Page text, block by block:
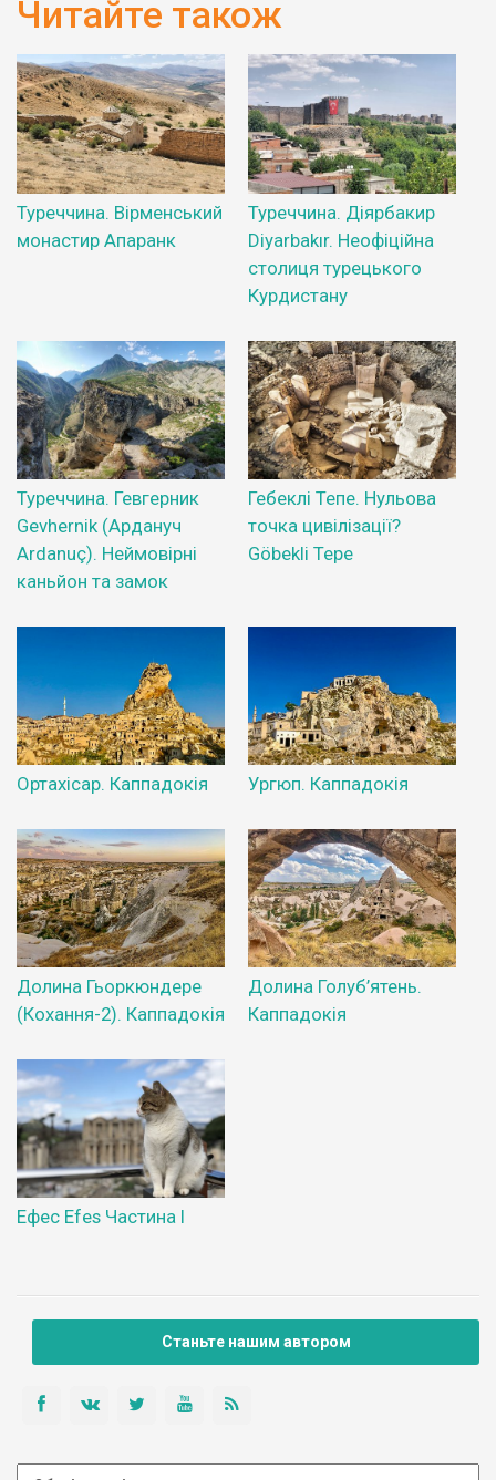
Читайте також
Туреччина. Вірменський
монастир Апаранк
Туреччина. Діярбакир
Diyarbakır. Неофіційна
столиця турецького
Курдистану
Туреччина. Гевгерник
Gevhernik (Ардануч
Ardanuç). Неймовірні
каньйон та замок
Гебеклі Тепе. Нульова
точка цивілізації?
Göbekli Tepe
Ортахісар. Каппадокія Ургюп. Каппадокія
Долина Гьоркюндере
(Кохання-2). Каппадокія
Долина Голуб’ятень.
Каппадокія
Ефес Efes Частина І
Станьте нашим автором